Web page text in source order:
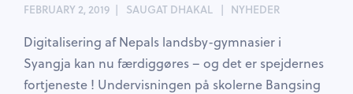
FEBRUARY 2, 2019 SAUGAT DHAKAL NYHEDER
Digitalisering af Nepals landsby-gymnasier i
Syangja kan nu færdiggøres – og det er spejdernes
fortjeneste ! Undervisningen på skolerne Bangsing